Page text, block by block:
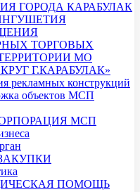
ГОРОДА КАРАБУЛАК
ТОРГОВЫХ
МО
Г.КАРАБУЛАК»
рекламных конструкций
объектов МСП
МСП
ПОМОЩЬ